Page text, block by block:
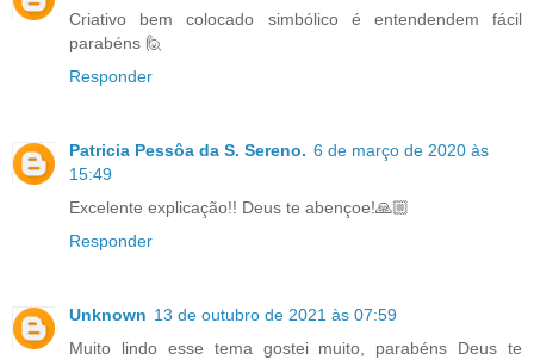
Criativo bem colocado simbólico é entendendem fácil
parabéns 🙋
Responder
Patricia Pessôa da S. Sereno. 6 de março de 2020 às
15:49
Excelente explicação!! Deus te abençoe!🙏🏼
Responder
Unknown 13 de outubro de 2021 às 07:59
Muito lindo esse tema gostei muito, parabéns Deus te